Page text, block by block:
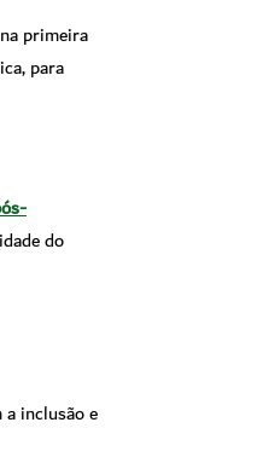
primeira
para
do
inclusão e